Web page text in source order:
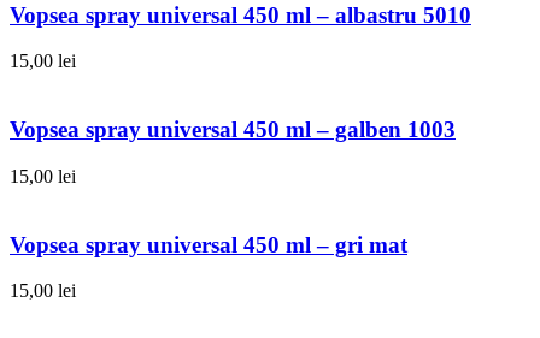
Vopsea spray universal 450 ml – albastru 5010
15,00 lei
Vopsea spray universal 450 ml – galben 1003
15,00 lei
Vopsea spray universal 450 ml – gri mat
15,00 lei